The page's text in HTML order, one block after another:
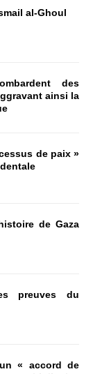
al-Ghoul
des
ainsi la
de paix »
de Gaza
preuves du
« accord de